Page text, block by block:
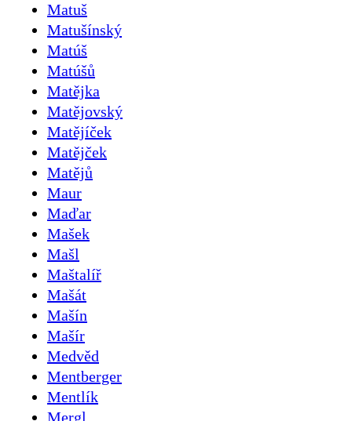
Matuš
Matušínský
Matúš
Matúšů
Matějka
Matějovský
Matějíček
Matějček
Matějů
Maur
Maďar
Mašek
Mašl
Maštalíř
Mašát
Mašín
Mašír
Medvěd
Mentberger
Mentlík
Mergl